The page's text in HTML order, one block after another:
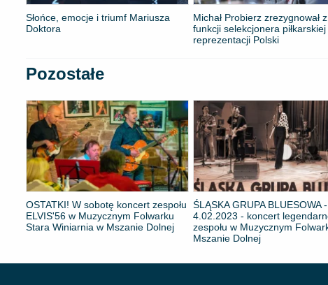
Słońce, emocje i triumf Mariusza
Doktora
Michał Probierz zrezygnował z
funkcji selekcjonera piłkarskiej
reprezentacji Polski
Pozostałe
OSTATKI! W sobotę koncert zespołu
ELVIS'56 w Muzycznym Folwarku
Stara Winiarnia w Mszanie Dolnej
ŚLĄSKA GRUPA BLUESOWA -
4.02.2023 - koncert
zespołu w Muzycznym
Mszanie Dolnej